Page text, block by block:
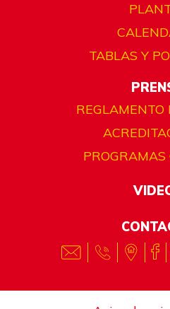
TABLAS Y
REGLAMENTO
PROGRAMAS